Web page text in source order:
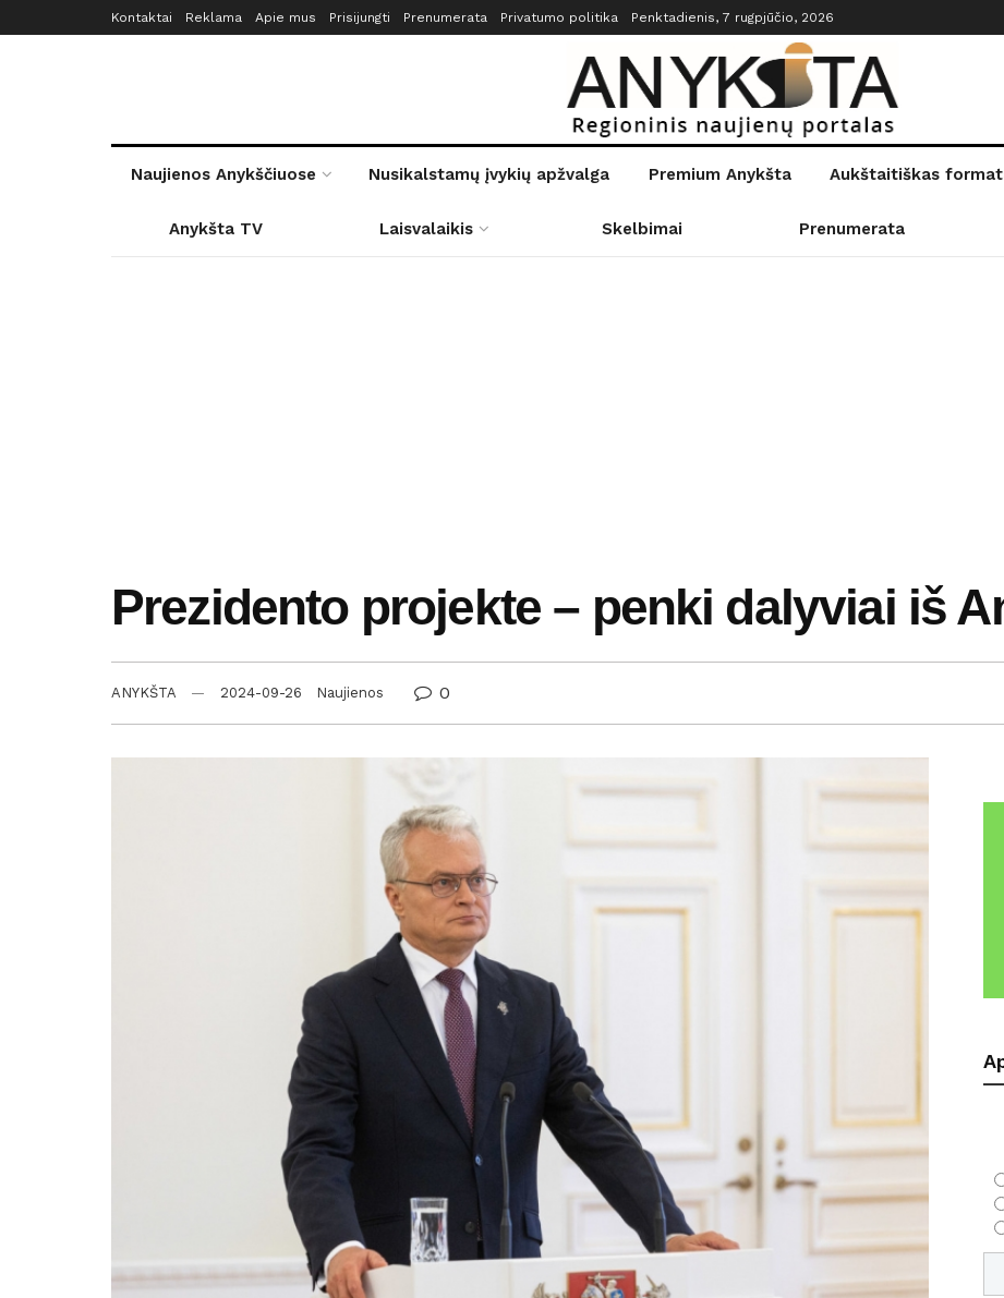
Kontaktai Reklama Apie mus Prisijungti Prenumerata Privatumo politika Penktadienis, 7 rugpjūčio, 2026
Naujienos Anykščiuose Nusikalstamų įvykių apžvalga Premium Anykšta Aukštaitiškas
Anykšta TV Laisvalaikis Skelbimai Prenumerata
Prezidento projekte – penki dalyviai iš
ANYKŠTA 2024-09-26 Naujienos 0